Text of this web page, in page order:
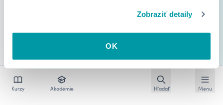
Zobraziť detaily
OK
Kurzy Akadémie Hľadať Menu